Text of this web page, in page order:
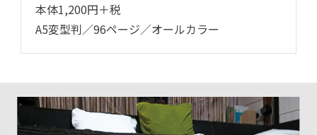
本体1,200円＋税
A5変型判／96ページ／オールカラー